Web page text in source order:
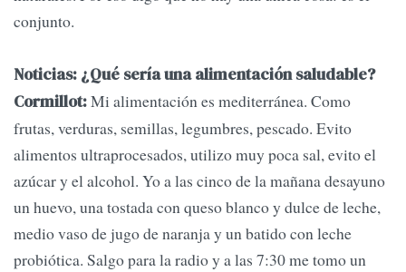
conjunto.
Noticias: ¿Qué sería una alimentación saludable?
Cormillot:Mi alimentación es mediterránea. Como
frutas, verduras, semillas, legumbres, pescado. Evito
alimentos ultraprocesados, utilizo muy poca sal, evito el
azúcar y el alcohol. Yo a las cinco de la mañana desayuno
un huevo, una tostada con queso blanco y dulce de leche,
medio vaso de jugo de naranja y un batido con leche
probiótica. Salgo para la radio y a las 7:30 me tomo un